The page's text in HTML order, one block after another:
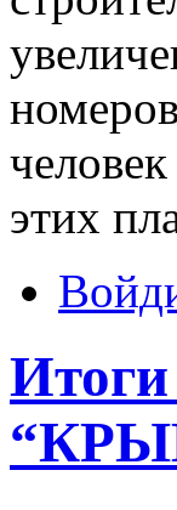
этих